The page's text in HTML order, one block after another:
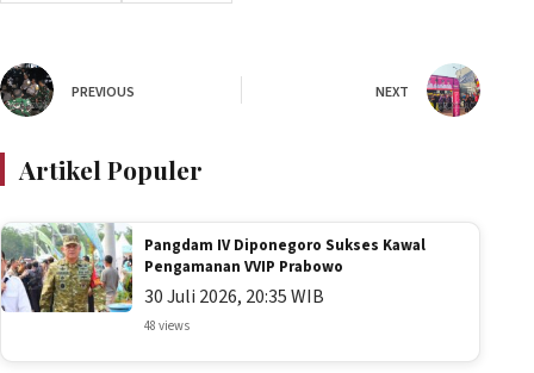
PREVIOUS NEXT
Artikel Populer
Pangdam IV Diponegoro Sukses Kawal
Pengamanan VVIP Prabowo
30 Juli 2026, 20:35 WIB
48 views